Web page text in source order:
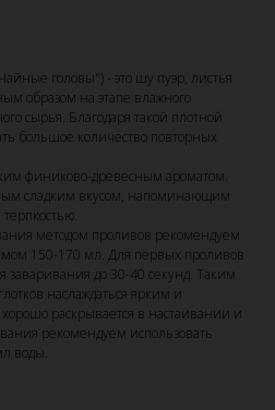
головы") - это шу пуэр, листья
образом на этапе влажного
сырья. Благодаря такой плотной
большое количество повторных
финиково-древесным ароматом.
сладким вкусом, напоминающим
методом проливов рекомендуем
150-170 мл. Для первых проливов
до 30-40 секунд. Таким
наслаждаться ярким и
раскрывается в настаивании и
рекомендуем использовать
воды.